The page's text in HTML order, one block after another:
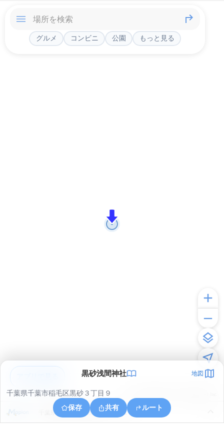
グルメ コンビニ 公園 もっと見る
黒砂浅間神社 地図
千葉県千葉市稲毛区黒砂３丁目９
保存
共有 ルート
千葉県千葉市中央区春日１丁目１８